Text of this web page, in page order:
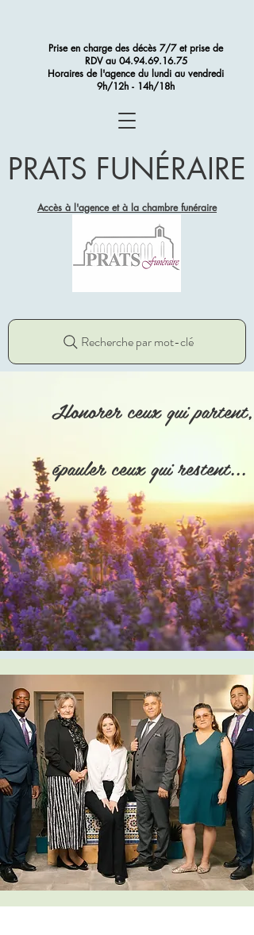
Prise en charge des décès 7/7 et prise de
RDV au 04.94.69.16.75
Horaires de l'agence du lundi au vendredi
9h/12h - 14h/18h
Accès à l'agence et à la chambre funéraire
PRATS FUNÉRAIRE
Recherche par mot-clé
Honorer ceux qui partent,
épauler ceux qui restent...